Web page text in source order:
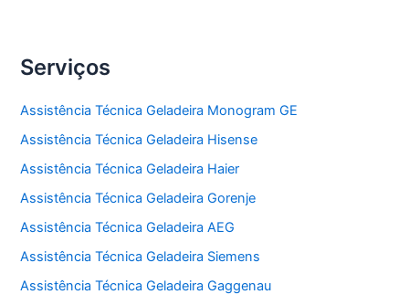
Serviços
Assistência Técnica Geladeira Monogram GE
Assistência Técnica Geladeira Hisense
Assistência Técnica Geladeira Haier
Assistência Técnica Geladeira Gorenje
Assistência Técnica Geladeira AEG
Assistência Técnica Geladeira Siemens
Assistência Técnica Geladeira Gaggenau